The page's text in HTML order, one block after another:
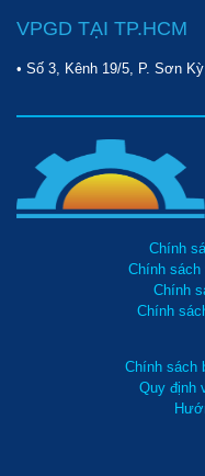
VPGD TẠI TP.HCM
• Số 3, Kênh 19/5, P. Sơn
Chính
Chính sách
Chính
Chính
Chính sách
Quy định